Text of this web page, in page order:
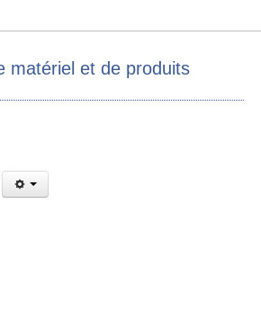
matériel et de produits